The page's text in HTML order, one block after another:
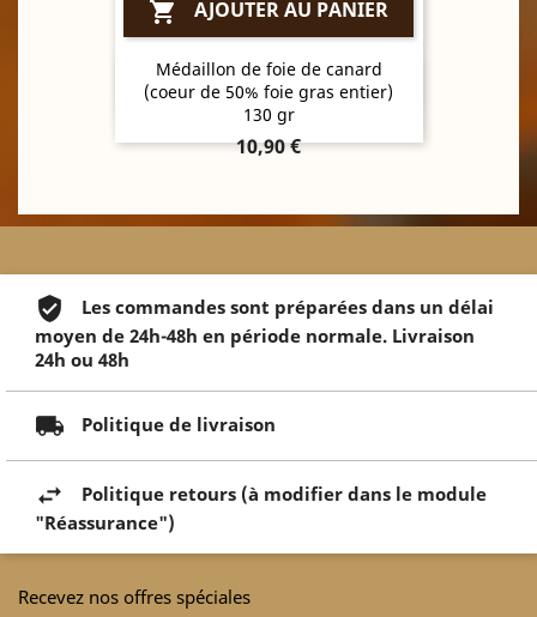
 AJOUTER AU PANIER
Médaillon de foie de canard
(coeur de 50% foie gras entier)
130 gr
Prix
10,90 €
Aperçu rapide
Les commandes sont préparées dans un délai
moyen de 24h-48h en période normale. Livraison
24h ou 48h
Politique de livraison
Politique retours (à modifier dans le module
"Réassurance")
Recevez nos offres spéciales